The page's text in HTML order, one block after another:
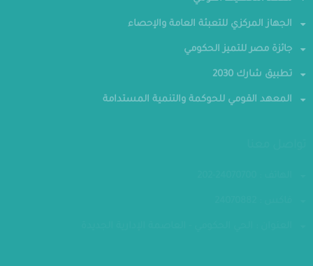
معهد التخطيط القومي
الجهاز المركزي للتعبئة العامة والإحصاء
جائزة مصر للتميز الحكومي
تطبيق شارك 2030
المعهد القومي للحوكمة والتنمية المستدامة